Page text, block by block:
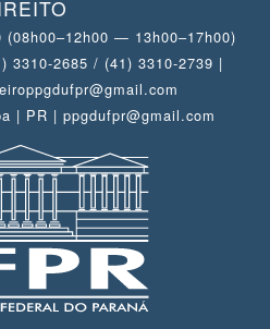
— 13h00–17h00)
3310-2685 / (41) 3310-2739 |
| PR | ppgdufpr@gmail.com